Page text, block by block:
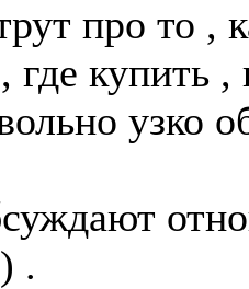
про то ,
где купить
узко
.